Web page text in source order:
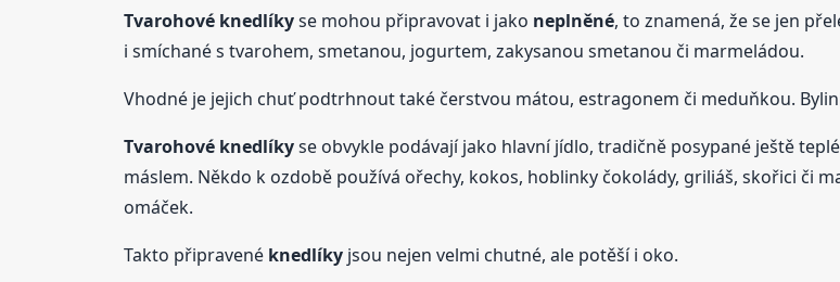
Tvarohové knedlíkyse mohou připravovat i jako neplněné, to znamená, že se jen
i smíchané s tvarohem, smetanou, jogurtem, zakysanou smetanou či marmeládou.
Vhodné je jejich chuť podtrhnout také čerstvou mátou, estragonem či meduňkou.
Tvarohové knedlíkyse obvykle podávají jako hlavní jídlo, tradičně posypané ještě
máslem. Někdo k ozdobě používá ořechy, kokos, hoblinky čokolády, griliáš, skořici či
omáček.
Takto připravené knedlíkyjsou nejen velmi chutné, ale potěší i oko.